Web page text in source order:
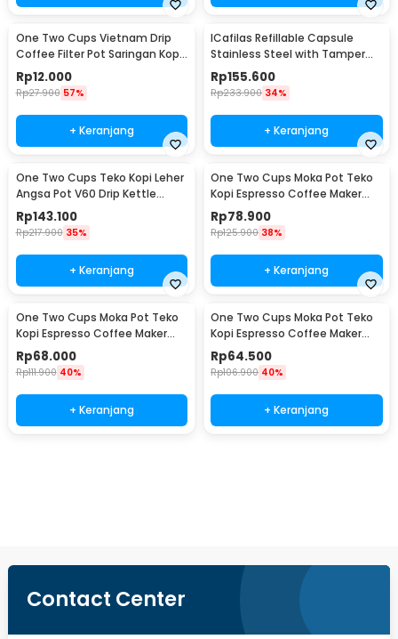
One Two Cups Vietnam Drip
Coffee Filter Pot Saringan Kopi
114ml 6Q - LC1
Rp12.000
Rp27.900 57%
+ Keranjang
ICafilas Refillable Capsule
Stainless Steel with Tamper
for Nespresso - F456
Rp155.600
Rp233.900 34%
+ Keranjang
One Two Cups Teko Kopi Leher
Angsa Pot V60 Drip Kettle
960ml - RF-15
Rp143.100
Rp217.900 35%
+ Keranjang
One Two Cups Moka Pot Teko
Kopi Espresso Coffee Maker
Stovetop 6 Cup 300ml - Z21
Rp78.900
Rp125.900 38%
+ Keranjang
One Two Cups Moka Pot Teko
Kopi Espresso Coffee Maker
Stovetop 4 Cup 200ml - Z21
Rp68.000
Rp111.900 40%
+ Keranjang
One Two Cups Moka Pot Teko
Kopi Espresso Coffee Maker
Stovetop 2 Cup 100ml - Z21
Rp64.500
Rp106.900 40%
+ Keranjang
Contact Center